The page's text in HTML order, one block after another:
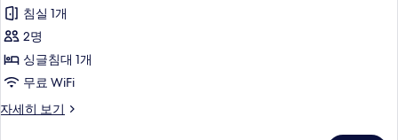
이
용
(Club
Lounge
사
클
라
운
지
이
용
드
룸
사
진
모
침실 1개
2명
싱글침대 1개
무료 WiFi
자세히 보기
스